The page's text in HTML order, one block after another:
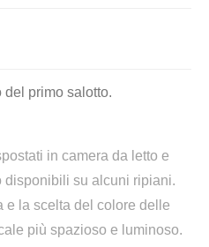
del primo salotto.
in camera da letto e
disponibili su alcuni ripiani.
e la scelta del colore delle
più spazioso e luminoso.